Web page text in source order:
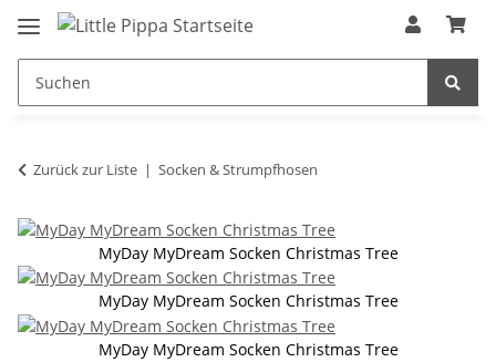
Zum Hauptinhalt springen
springen
Zurück zur Liste Socken & Strumpfhosen
MyDay MyDream Socken Christmas Tree
MyDay MyDream Socken Christmas Tree
MyDay MyDream Socken Christmas Tree